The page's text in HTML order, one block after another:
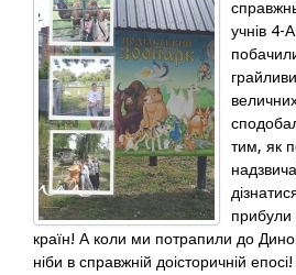
учнів 4-
тим, як
прибули
країн! А коли ми потрапили до
ніби в справжній доісторичній